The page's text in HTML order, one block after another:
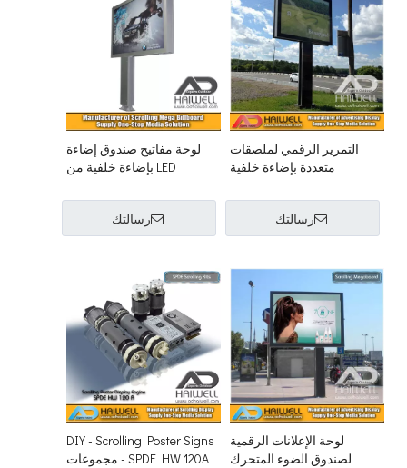
التمرير الرقمي لملصقات
متعددة بإضاءة خلفية
رسالتك
لوحة مفاتيح صندوق إضاءة
LED بإضاءة خلفية من
Board
رسالتك
لوحة الإعلانات الرقمية
لصندوق الضوء المتحرك
DIY - Scrolling Poster Signs
- SPDE HW 120A مجموعات